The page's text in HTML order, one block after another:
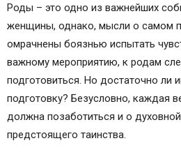
Роды – это одно из важнейших
женщины, однако, мысли о самом
омрачнены боязнью испытать
важному мероприятию, к родам
подготовиться. Но достаточно ли
подготовку? Безусловно, каждая
должна позаботиться и о
предстоящего таинства.